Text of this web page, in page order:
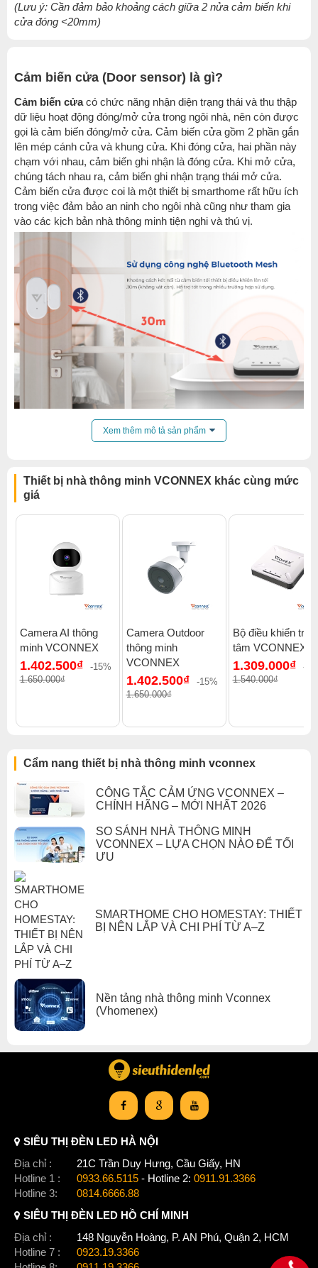
(Lưu ý: Cần đảm bảo khoảng cách giữa 2 nửa cảm biến khi
cửa đóng <20mm)
Cảm biến cửa (Door sensor) là gì?
Cảm biến cửacó chức năng nhận diện trạng thái và thu thập
dữ liệu hoạt động đóng/mở cửa trong ngôi nhà, nên còn được
gọi là cảm biến đóng/mở cửa. Cảm biến cửa gồm 2 phần gắn
lên mép cánh cửa và khung cửa. Khi đóng cửa, hai phần này
chạm với nhau, cảm biến ghi nhận là đóng cửa. Khi mở cửa,
chúng tách nhau ra, cảm biến ghi nhận trạng thái mở cửa.
Cảm biến cửa được coi là một thiết bị smarthome rất hữu ích
trong việc đảm bảo an ninh cho ngôi nhà cũng như tham gia
vào các kịch bản nhà thông minh tiện nghi và thú vị.
An ninh thông minh,
Thiết bị nhà thông minh VCONNEX vconnex chiếu sáng thông
,
minh
Xem thêm mô tả sản phẩm
Thiết bị nhà thông minh VCONNEX khác cùng mức
giá
Camera AI thông
minh VCONNEX
1.402.500₫
-15%
1.650.000₫
Camera Outdoor
thông minh
VCONNEX
1.402.500₫
-15%
1.650.000₫
Bộ điều khiển
tâm VCONNEX
1.309.000₫
-
1.540.000₫
Cẩm nang thiết bị nhà thông minh vconnex
CÔNG TẮC CẢM ỨNG VCONNEX –
CHÍNH HÃNG – MỚI NHẤT 2026
SO SÁNH NHÀ THÔNG MINH
VCONNEX – LỰA CHỌN NÀO ĐỂ TỐI
ƯU
SMARTHOME CHO HOMESTAY: THIẾT
BỊ NÊN LẮP VÀ CHI PHÍ TỪ A–Z
Nền tảng nhà thông minh Vconnex
(Vhomenex)
SIÊU THỊ ĐÈN LED HÀ NỘI
Địa chỉ :
21C Trần Duy Hưng, Cầu Giấy, HN
Hotline 1 :
0933.66.5115 - Hotline 2: 0911.91.3366
Hotline 3:
0814.6666.88
SIÊU THỊ ĐÈN LED HỒ CHÍ MINH
Địa chỉ :
148 Nguyễn Hoàng, P. AN Phú, Quận 2, HCM
Hotline 7 :
0923.19.3366